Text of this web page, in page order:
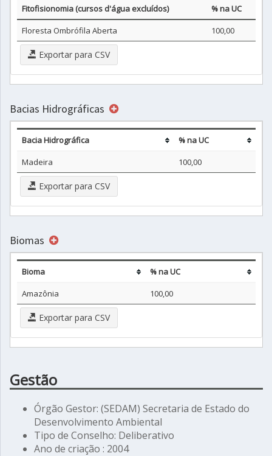
Fitofisionomia (cursos d'água excluídos)
% na UC
Floresta Ombrófila Aberta
100,00
Exportar para CSV
Bacias Hidrográficas
Bacia Hidrográfica
% na UC
Madeira
100,00
Exportar para CSV
Biomas
Bioma
% na UC
Amazônia
100,00
Exportar para CSV
Gestão
Órgão Gestor: (SEDAM) Secretaria de Estado do
Desenvolvimento Ambiental
Tipo de Conselho: Deliberativo
Ano de criação : 2004